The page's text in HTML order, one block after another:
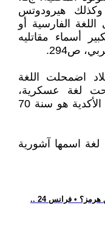
2001م، ص122)، وكذلك هيرودوتس
الفارسية أو
أسماء مقاتليه
اضمحلت اللغة
لغة عسكرية،
وحلت محلها الآرامية، وآخر أثر للغة الأكدية هو سنة 70
اسمها آشورية